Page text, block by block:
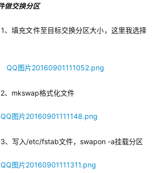
做交换分区
充文件至目标交换分区大小，这里我选择
mkswap格式化文件
入/etc/fstab文件，swapon -a挂载分区